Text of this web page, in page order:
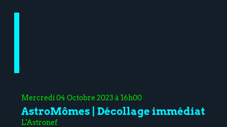
Mercredi 04 Octobre 2023 à 16h00
AstroMômes | Décollage immédiat
L'Astronef